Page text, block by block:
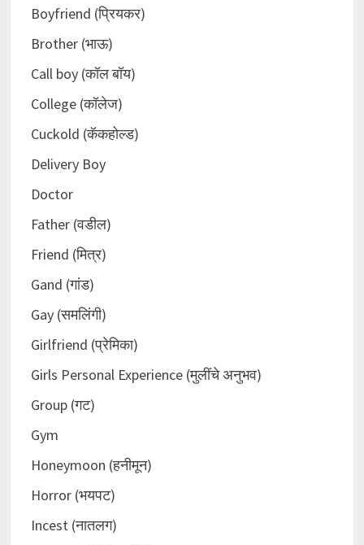
Boyfriend (प्रियकर)
Brother (भाऊ)
Call boy (कॉल बॉय)
College (कॉलेज)
Cuckold (कॅकहोल्ड)
Delivery Boy
Doctor
Father (वडील)
Friend (मित्र)
Gand (गांड)
Gay (समलिंगी)
Girlfriend (प्रेमिका)
Girls Personal Experience (मुलींचे अनुभव)
Group (गट)
Gym
Honeymoon (हनीमून)
Horror (भयपट)
Incest (नातलग)